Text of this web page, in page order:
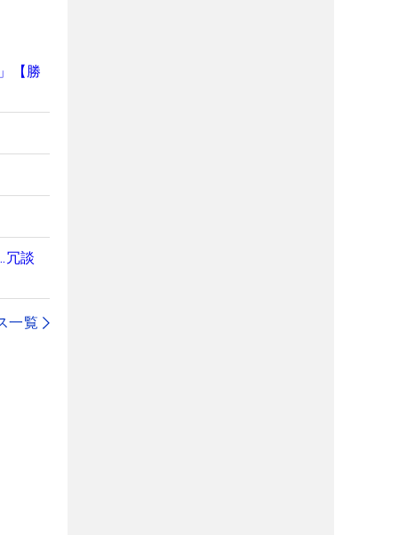
【勝
冗談
一覧